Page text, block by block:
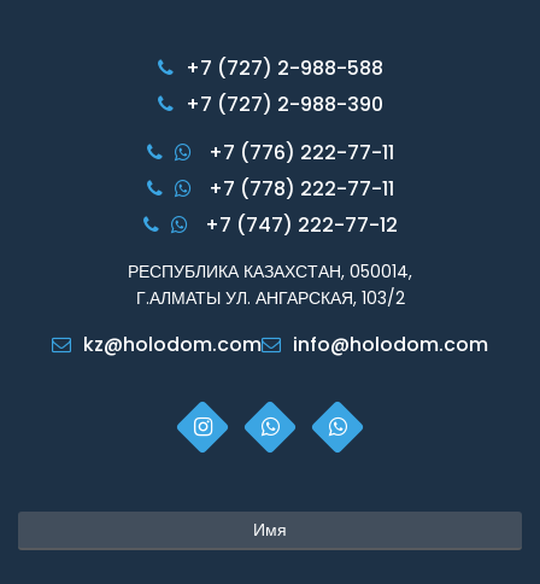
+7 (727) 2-988-588
+7 (727) 2-988-390
+7 (776) 222-77-11
+7 (778) 222-77-11
+7 (747) 222-77-12
РЕСПУБЛИКА КАЗАХСТАН, 050014,
Г.АЛМАТЫ УЛ. АНГАРСКАЯ, 103/2
kz@holodom.com info@holodom.com